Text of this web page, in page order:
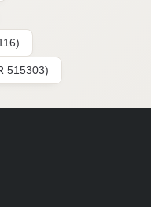
515303)